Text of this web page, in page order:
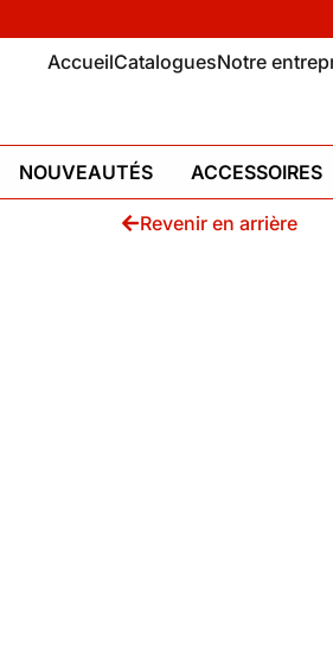
AccueilCataloguesNotre
NOUVEAUTÉS ACCESSOIRES
Revenir en arrière